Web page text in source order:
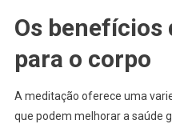
Os benefícios
para o corpo
A meditação oferece uma
que podem melhorar a saúde